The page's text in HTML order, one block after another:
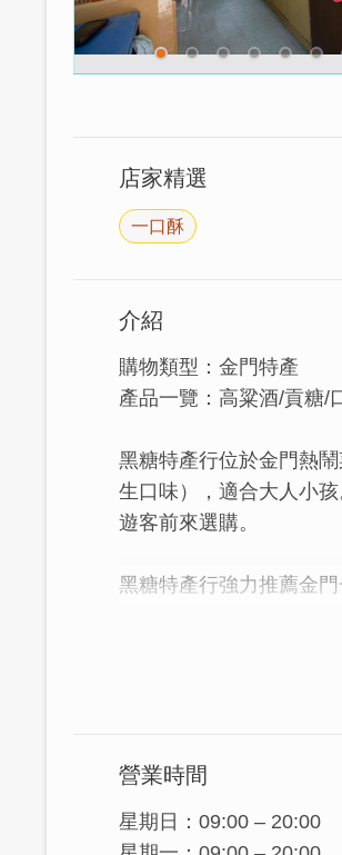
店家精選
一口酥
介紹
購物類型：金門特產
產品一覽：高粱酒/貢糖/
黑糖特產行位於金門熱
生口味），適合大人小
遊客前來選購。
黑糖特產行強力推薦金
營業時間
星期日：09:00 – 20:00